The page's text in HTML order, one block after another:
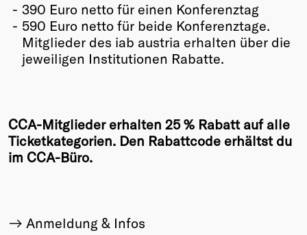
390 Euro netto für einen Konferenztag
590 Euro netto für beide Konferenztage.
Mitglieder des iab austria erhalten über die
jeweiligen Institutionen Rabatte.
CCA-Mitglieder erhalten 25 % Rabatt auf alle
Ticketkategorien. Den Rabattcode erhältst du
im CCA-Büro.
Anmeldung & Infos